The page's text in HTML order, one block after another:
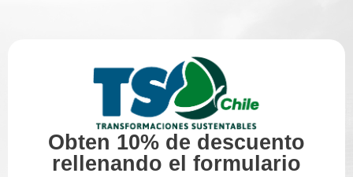
Obten 10% de descuento
rellenando el formulario